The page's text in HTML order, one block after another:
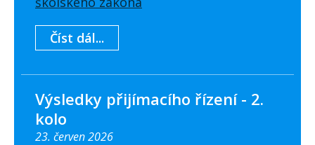
Číst dál...
Výsledky přijímacího řízení - 2.
kolo
23. červen 2026